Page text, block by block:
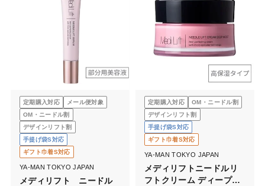
定期購入対応
メール便対象
OM・ニードル割
デザインリフト割
手提げ袋S対応
ギフト巾着S対応
YA-MAN TOKYO JAPAN
メディリフト ニードル
定期購入対応
OM・ニードル割
デザインリフト割
手提げ袋S対応
ギフト巾着S対応
YA-MAN TOKYO JAPAN
メディリフトニードルリ
フトクリーム ディープモ